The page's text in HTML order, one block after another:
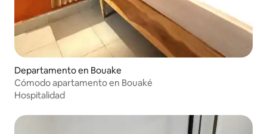
Departamento en Bouake
Cómodo apartamento en Bouaké
Hospitalidad